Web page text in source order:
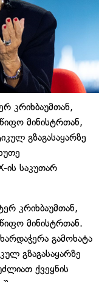
კრიხბაუმთან,
მინისტრთან,
გზაგასაყარზე
ის საკუთარ
კრიხბაუმთან,
მინისტრთან.
გამოხატა
გზაგასაყარზე
ქვეყნის